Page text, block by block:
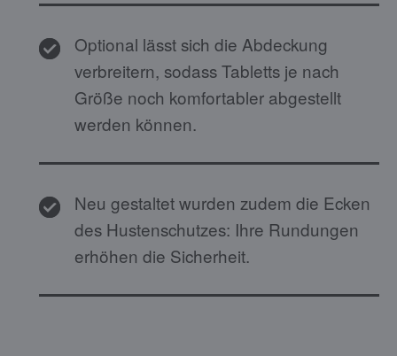
Optional lässt sich die Abdeckung
verbreitern, sodass Tabletts je nach
Größe noch komfortabler abgestellt
werden können.
Neu gestaltet wurden zudem die Ecken
des Hustenschutzes: Ihre Rundungen
erhöhen die Sicherheit.